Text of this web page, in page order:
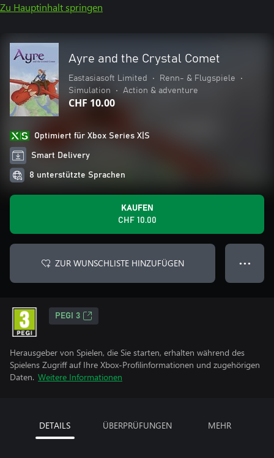
Zu Hauptinhalt springen
Ayre and the Crystal Comet
Eastasiasoft Limited • Renn- & Flugspiele
•
Simulation
• Action & adventure
CHF 10.00
Optimiert für Xbox Series X|S
Smart Delivery
8 unterstützte Sprachen
KAUFEN
CHF 10.00
ZUR WUNSCHLISTE HINZUFÜGEN ● ● ●
PEGI 3
Herausgeber von Spielen, die Sie starten, erhalten während des
Spielens Zugriff auf Ihre Xbox-Profilinformationen und zugehörigen
Daten. Weitere Informationen
DETAILS ÜBERPRÜFUNGEN MEHR